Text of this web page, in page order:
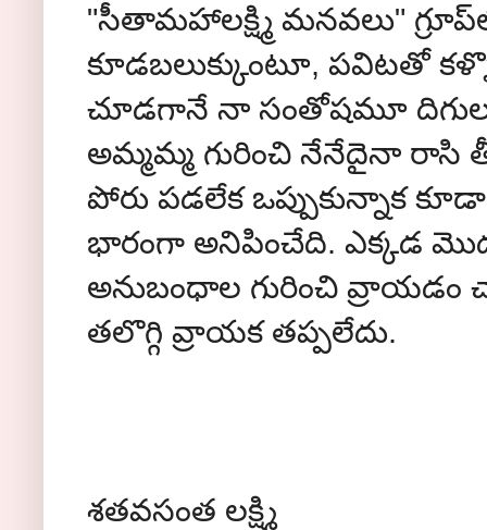
"సీతామహాలక్ష్మి మనవలు"
కూడబలుక్కుంటూ, పవిటతో
చూడగానే నా సంతోషమూ
అమ్మమ్మ గురించి నేనేదైనా రాసి
పోరు పడలేక ఒప్పుకున్నాక
భారంగా అనిపించేది. ఎక్కడ
అనుబంధాల గురించి
తలొగ్గి వ్రాయక తప్పలేదు.
శతవసంత లక్ష్మి